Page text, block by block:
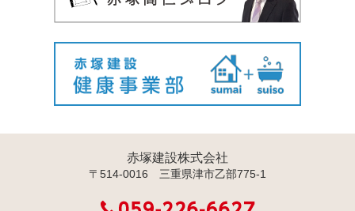
赤塚建設株式会社
〒514-0016 三重県津市乙部775-1